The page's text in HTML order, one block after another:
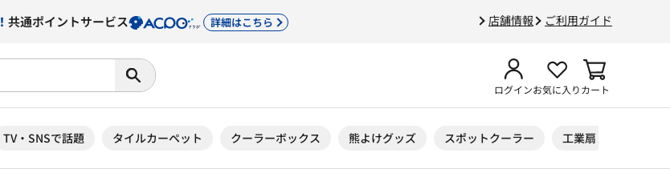
店舗情報 ご利用ガイド
共通ポイントサービス 詳細はこちら
ログインお気に入りカート
TV・SNSで話題 タイルカーペット クーラーボックス 熊よけグッズ スポットクーラー 工業扇